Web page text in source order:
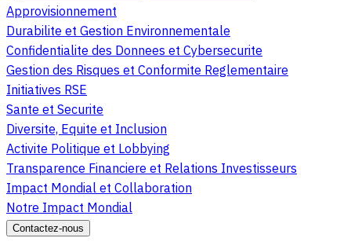
Approvisionnement
Durabilite et Gestion Environnementale
Confidentialite des Donnees et Cybersecurite
Gestion des Risques et Conformite Reglementaire
Initiatives RSE
Sante et Securite
Diversite, Equite et Inclusion
Activite Politique et Lobbying
Transparence Financiere et Relations Investisseurs
Impact Mondial et Collaboration
Notre Impact Mondial
Contactez-nous